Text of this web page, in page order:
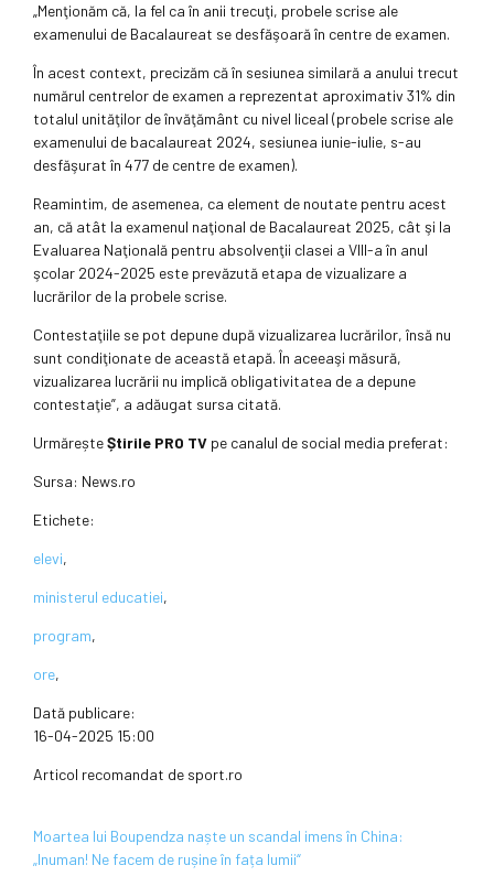
„Menţionăm că, la fel ca în anii trecuţi, probele scrise ale
examenului de Bacalaureat se desfăşoară în centre de examen.
În acest context, precizăm că în sesiunea similară a anului trecut
numărul centrelor de examen a reprezentat aproximativ 31% din
totalul unităţilor de învăţământ cu nivel liceal (probele scrise ale
examenului de bacalaureat 2024, sesiunea iunie-iulie, s-au
desfăşurat în 477 de centre de examen).
Reamintim, de asemenea, ca element de noutate pentru acest
an, că atât la examenul naţional de Bacalaureat 2025, cât şi la
Evaluarea Naţională pentru absolvenţii clasei a VIII-a în anul
şcolar 2024-2025 este prevăzută etapa de vizualizare a
lucrărilor de la probele scrise.
Contestaţiile se pot depune după vizualizarea lucrărilor, însă nu
sunt condiţionate de această etapă. În aceeaşi măsură,
vizualizarea lucrării nu implică obligativitatea de a depune
contestaţie”, a adăugat sursa citată.
UrmăreșteȘtirile PRO TV pe canalul de social media preferat:
Sursa: News.ro
Etichete:
elevi,
ministerul educatiei,
program,
ore,
Dată publicare:
16-04-2025 15:00
Articol recomandat de sport.ro
Moartea lui Boupendza naște un scandal imens în China:
„Inuman! Ne facem de rușine în fața lumii“